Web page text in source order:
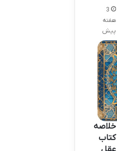
3
هفته
پیش
خلاصه
کتاب